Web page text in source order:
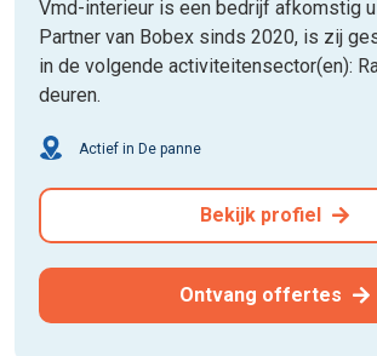
Vmd-interieur is een bedrijf afkomstig
Partner van Bobex sinds 2020, is zij
in de volgende activiteitensector(en):
deuren.
Actief in De panne
Bekijk profiel
Ontvang offertes